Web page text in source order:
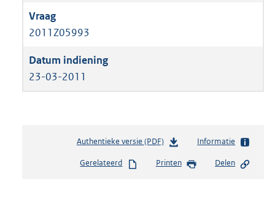
2011Z05993
23-03-2011
Authentieke versie (PDF)b
s
Informatie
Gerelateerd Printen Delen